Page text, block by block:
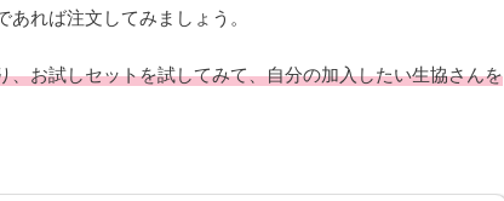
れば注文してみましょう。
、お試しセットを試してみて、自分の加入したい生協さんを